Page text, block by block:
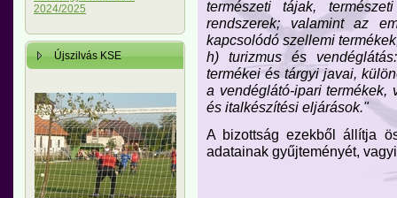
2024/2025
Újszilvás KSE
természeti tájak,
rendszerek; valamint az
kapcsolódó szellemi
h) turizmus és
termékei és tárgyi javai,
a vendéglátó-ipari termékek,
és italkészítési eljárások."
A bizottság ezekből állítja
adatainak gyűjteményét,